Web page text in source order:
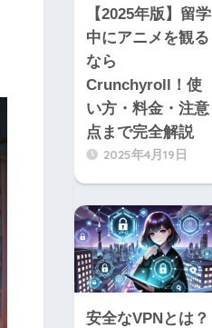
【2025年版】留学
中にアニメを観る
なら
Crunchyroll！使
い方・料金・注意
点まで完全解説
2025年4月19日
安全なVPNとは？